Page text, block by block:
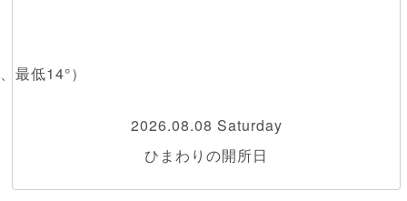
低14°）
2026.08.08 Saturday
ひまわりの開所日